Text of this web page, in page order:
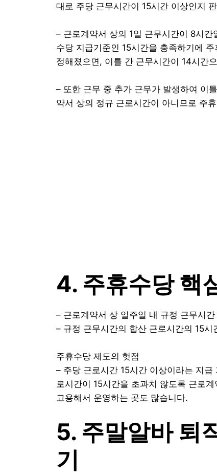
대로 주당 근무시간이 15시간 이상인지
– 근로계약서 상의 1일 근무시간이 8시
수당 지급기준인 15시간을 충족하기에
정해졌으면, 이틀 간 근무시간이 14시간
– 또한 근무 중 추가 근무가 발생하여 이
약서 상의 정규 근로시간이 아니므로 주
4. 주휴수당 핵
– 근로계약서 상 일주일 내 규정 근무시
– 규정 근무시간의 합산 근로시간의 15시
주휴수당 제도의 헛점
– 주당 근로시간 15시간 이상이라는 지
로시간이 15시간을 초과치 않도록 근로
고용해서 운영하는 곳도 많습니다.
5. 주말알바 퇴
기